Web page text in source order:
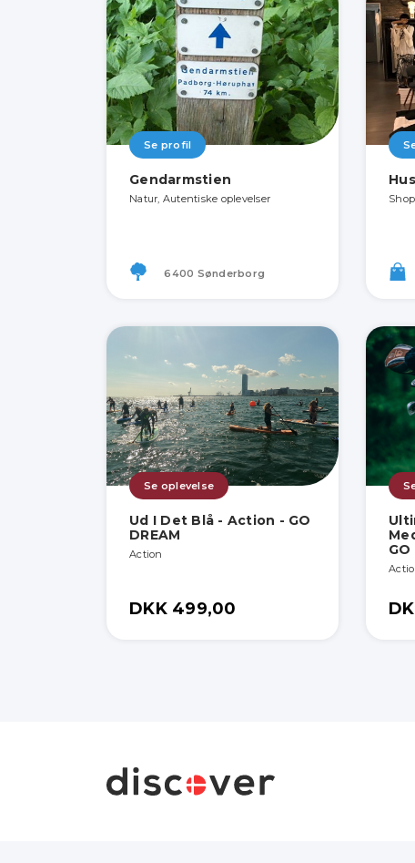
Se profil
Gendarmstien
Natur, Autentiske oplevelser
6400 Sønderborg
Se oplevelse
Ud I Det Blå - Action - GO
DREAM
Action
DKK 499,00
GO